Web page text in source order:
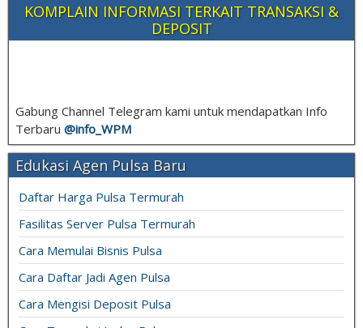
KOMPLAIN INFORMASI TERKAIT TRANSAKSI &
DEPOSIT
Gabung Channel Telegram kami untuk mendapatkan Info
Terbaru @info_ WPM
Edukasi Agen Pulsa Baru
Daftar Harga Pulsa Termurah
Fasilitas Server Pulsa Termurah
Cara Memulai Bisnis Pulsa
Cara Daftar Jadi Agen Pulsa
Cara Mengisi Deposit Pulsa